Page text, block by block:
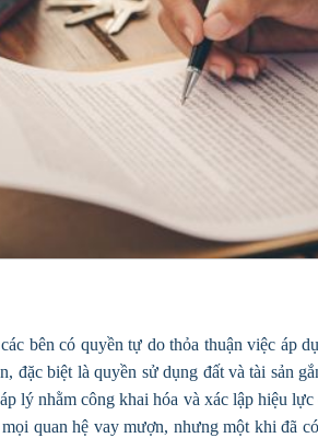
bên có quyền tự do thỏa thuận việc áp
đặc biệt là quyền sử dụng đất và tài sản
lý nhằm công khai hóa và xác lập hiệu
quan hệ vay mượn, nhưng một khi đã